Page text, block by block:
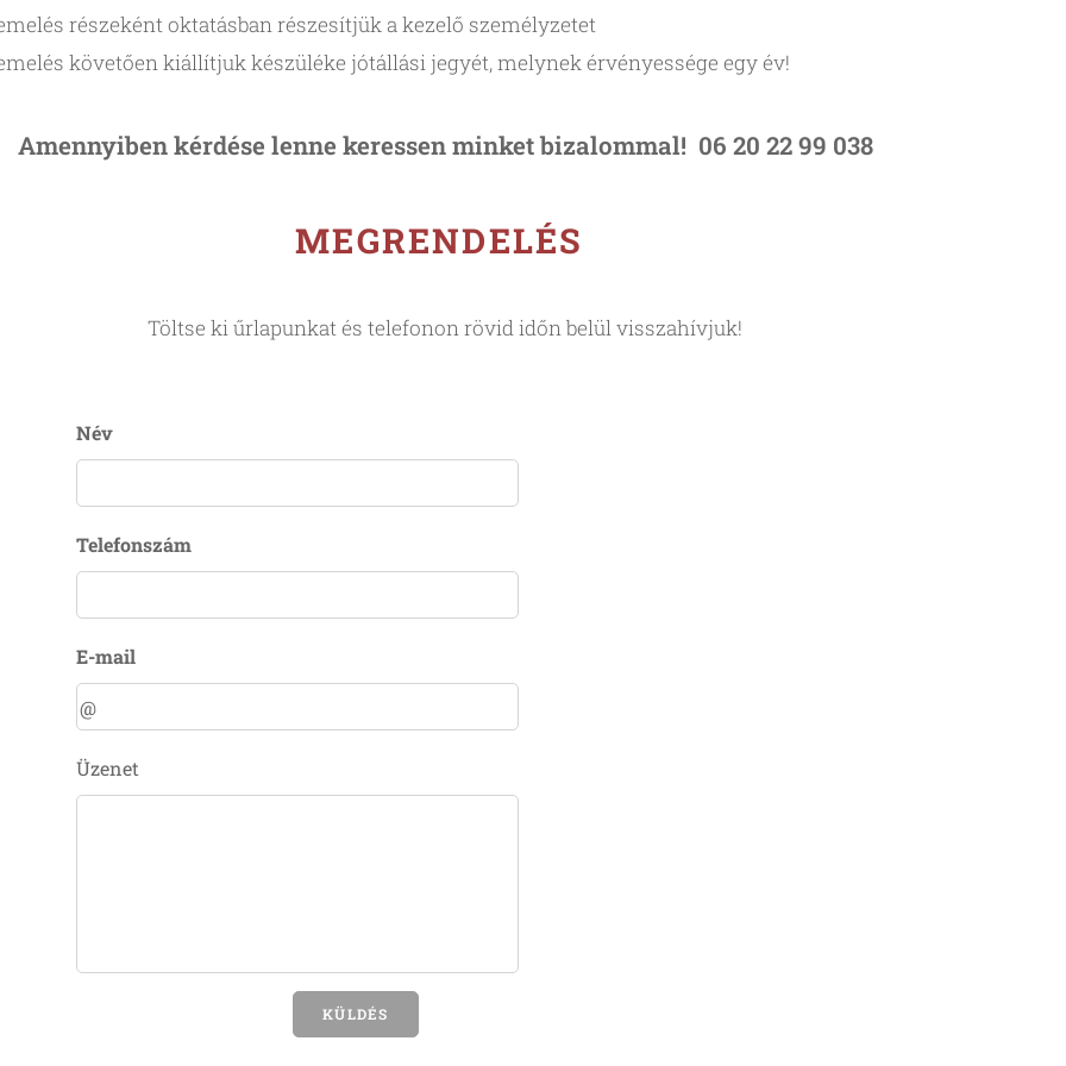
részeként oktatásban részesítjük a kezelő személyzetet
követően kiállítjuk készüléke jótállási jegyét, melynek érvényessége egy év!
Amennyiben kérdése lenne keressen minket bizalommal! 06 20 22 99 038
MEGRENDELÉS
Töltse ki űrlapunkat és telefonon rövid időn belül visszahívjuk!
Név
Telefonszám
E-mail
Üzenet
KÜLDÉS